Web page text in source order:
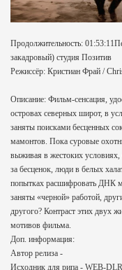
Продолжительность:
закадровый) студия Позитив
Режиссёр: Кристиан Фрай /
Описание: Фильм-сенсация,
островах северных широт, в
заняты поисками бесценных
мамонтов. Пока суровые
выживая в жестоких
за бесценок, люди в белых
попытках расшифровать ДНК
заняты «черной» работой,
другого? Контраст этих двух
мотивов фильма.
Доп. информация:
Автор релиза -
Исходник для рипа - WEB-